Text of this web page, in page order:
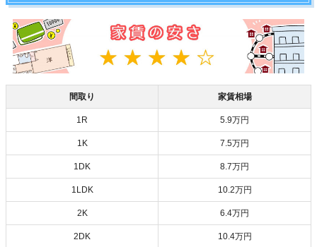
間取り 家賃相場
1R 5.9万円
1K 7.5万円
1DK 8.7万円
1LDK 10.2万円
2K 6.4万円
2DK 10.4万円